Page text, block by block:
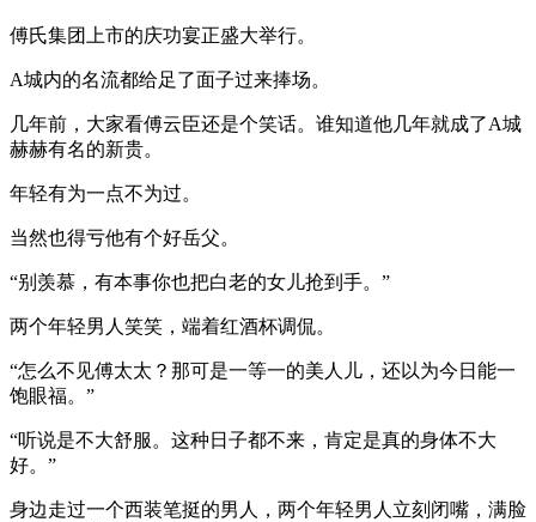
傅氏集团上市的庆功宴正盛大举行。
A城内的名流都给足了面子过来捧场。
几年前，大家看傅云臣还是个笑话。谁知道他几年就成了A城
赫赫有名的新贵。
年轻有为一点不为过。
当然也得亏他有个好岳父。
“别羡慕，有本事你也把白老的女儿抢到手。”
两个年轻男人笑笑，端着红酒杯调侃。
“怎么不见傅太太？那可是一等一的美人儿，还以为今日能一
饱眼福。”
“听说是不大舒服。这种日子都不来，肯定是真的身体不大
好。”
身边走过一个西装笔挺的男人，两个年轻男人立刻闭嘴，满脸